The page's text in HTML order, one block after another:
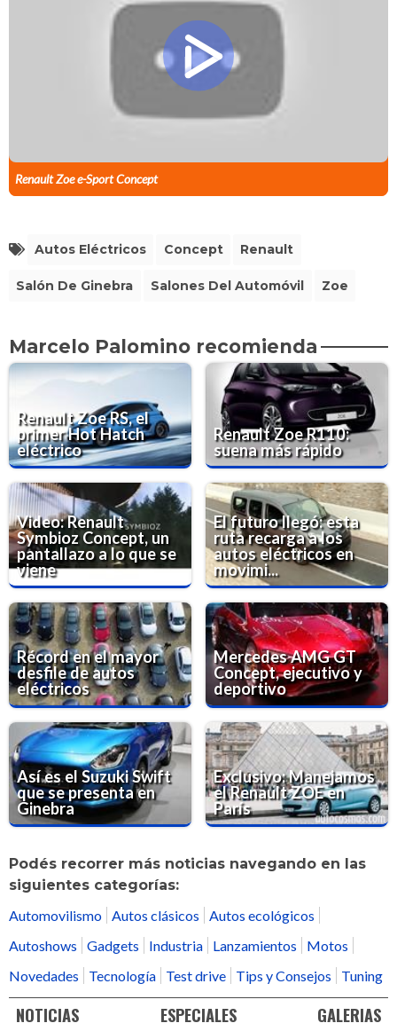
Renault Zoe e-Sport Concept
Autos Eléctricos Concept Renault
Salón De Ginebra Salones Del Automóvil Zoe
Marcelo Palomino recomienda
Renault Zoe RS, el
primer Hot Hatch
eléctrico
Renault Zoe R110:
suena más rápido
Video: Renault
Symbioz Concept, un
pantallazo a lo que se
viene
El futuro llegó: esta
ruta recarga a los
autos eléctricos en
movimi...
Récord en el mayor
desfile de autos
eléctricos
Mercedes AMG GT
Concept, ejecutivo y
deportivo
Así es el Suzuki Swift
que se presenta en
Ginebra
Exclusivo: Manejamos
el Renault ZOE en
París
Podés recorrer más noticias navegando en las
siguientes categorías:
Automovilismo
Autos clásicos
Autos ecológicos
Autoshows
Gadgets Industria Lanzamientos
Motos
Novedades
Tecnología Test drive Tips y Consejos Tuning
NOTICIAS ESPECIALES GALERIAS